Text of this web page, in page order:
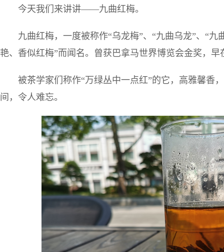
今天我们来讲讲——九曲红梅。
九曲红梅，一度被称作“乌龙梅”、“九曲乌龙”、“
艳、香似红梅”而闻名。曾获巴拿马世界博览会金奖，
被茶学家们称作“万绿丛中一点红”的它，高雅馨香
间，令人难忘。